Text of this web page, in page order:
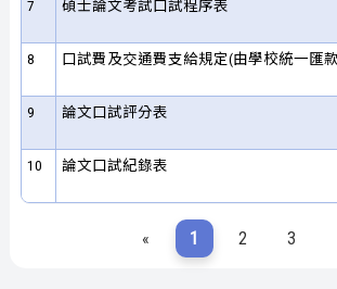
7
碩士論文考試口試程序表
8
口試費及交通費支給規定(由學校統一匯
9
論文口試評分表
10
論文口試紀錄表
« 1 2 3